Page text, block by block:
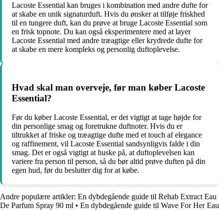
Lacoste Essential kan bruges i kombination med andre dufte for
at skabe en unik signaturduft. Hvis du ønsker at tilføje friskhed
til en tungere duft, kan du prøve at bruge Lacoste Essential som
en frisk topnote. Du kan også eksperimentere med at layer
Lacoste Essential med andre træagtige eller krydrede dufte for
at skabe en mere kompleks og personlig duftoplevelse.
Hvad skal man overveje, før man køber Lacoste
Essential?
Før du køber Lacoste Essential, er det vigtigt at tage højde for
din personlige smag og foretrukne duftnoter. Hvis du er
tiltrukket af friske og træagtige dufte med et touch af elegance
og raffinement, vil Lacoste Essential sandsynligvis falde i din
smag. Det er også vigtigt at huske på, at duftoplevelsen kan
variere fra person til person, så du bør altid prøve duften på din
egen hud, før du beslutter dig for at købe.
Andre populære artikler: En dybdegående guide til Rehab Extract Eau
De Parfum Spray 90 ml • En dybdegående guide til Wave For Her Eau